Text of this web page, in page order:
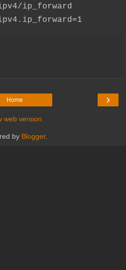
ip_forward
›
Home
web version
by Blogger.